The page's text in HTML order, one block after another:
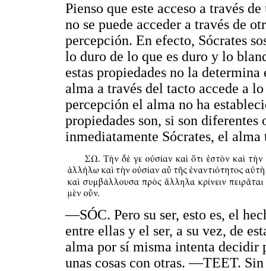
Pienso que este acceso a través
no se puede acceder a través de
percepción. En efecto, Sócrates
lo duro de lo que es duro y lo
estas propiedades no la
alma a través del tacto accede a
percepción el alma no ha
propiedades son, si son diferentes
inmediatamente Sócrates, el
—SÓC. Pero su ser, esto es, el
entre ellas y el ser, a su vez, de
alma por sí misma intenta decidir
unas cosas con otras. —TEET.